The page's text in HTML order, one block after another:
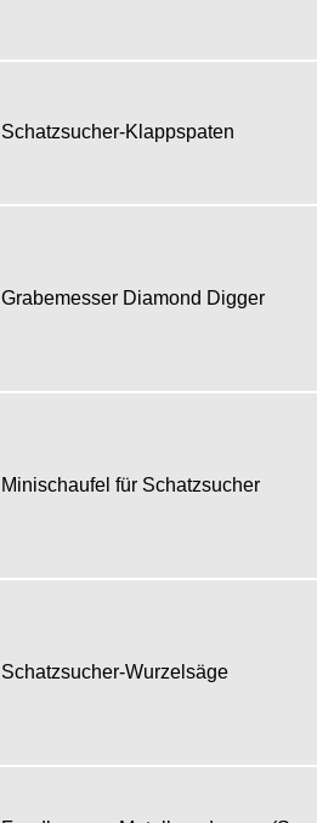
Schatzsucher-Klappspaten
Grabemesser Diamond Digger
Minischaufel für Schatzsucher
Schatzsucher-Wurzelsäge